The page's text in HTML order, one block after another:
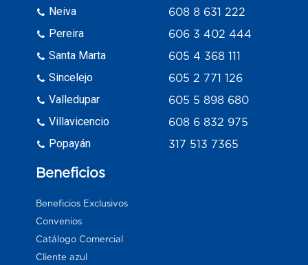
Neiva
Pereira
Santa Marta
Sincelejo
Valledupar
Villavicencio
Popayán
608 8 631 222
606 3 402 444
605 4 368 111
605 2 771 126
605 5 898 680
608 6 832 975
317 513 7365
Beneficios
Beneficios Exclusivos
Convenios
Catálogo Comercial
Cliente azul